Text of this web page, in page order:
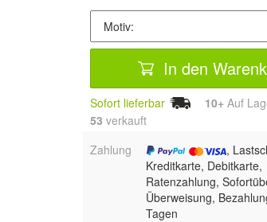
In den
Sofort lieferbar 10+ Auf
53 verkauft
Zahlung
,
Kreditkarte, Debitkarte,
Ratenzahlung,
Überweisung,
Tagen